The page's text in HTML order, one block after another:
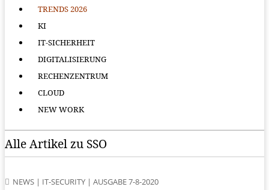
TRENDS 2026
KI
IT-SICHERHEIT
DIGITALISIERUNG
RECHENZENTRUM
CLOUD
NEW WORK
Alle Artikel zu SSO
NEWS | IT-SECURITY | AUSGABE 7-8-2020